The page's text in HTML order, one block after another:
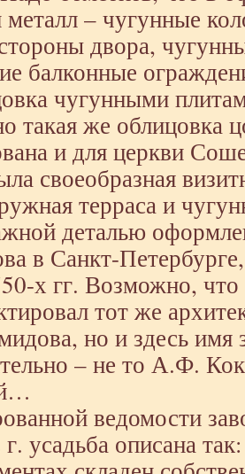
металл – чугунные
двора,
балконные
чугунными
такая же облицовка
и для церкви
своеобразная
терраса и
деталью
в Санкт-
х гг. Возможно,
тот же
но и здесь имя
– не то А.Ф.
ведомости
усадьба описана